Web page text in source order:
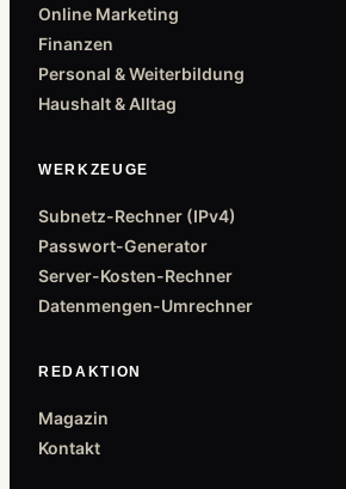
Online Marketing
Finanzen
Personal & Weiterbildung
Haushalt & Alltag
WERKZEUGE
Subnetz-Rechner (IPv4)
Passwort-Generator
Server-Kosten-Rechner
Datenmengen-Umrechner
REDAKTION
Magazin
Kontakt